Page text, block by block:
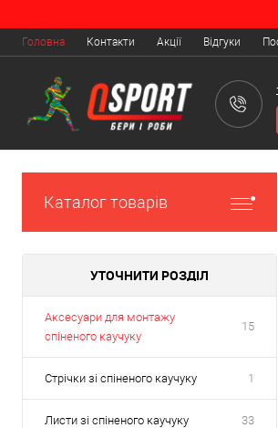
Головна Контакти Акції Відгуки
Каталог товарів
УТОЧНИТИ РОЗДІЛ
Аксесуари для монтажу
спіненого каучуку
15
Стрічки зі спіненого каучуку 1
Листи зі спіненого каучуку 33